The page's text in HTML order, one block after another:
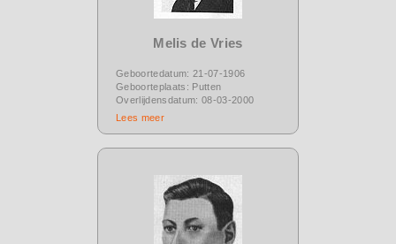
Melis de Vries
Geboortedatum: 21-07-1906
Geboorteplaats: Putten
Overlijdensdatum: 08-03-2000
Lees meer